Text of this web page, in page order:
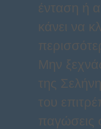
ένταση ή
κάνει να
Μην
της
του
παγώσεις